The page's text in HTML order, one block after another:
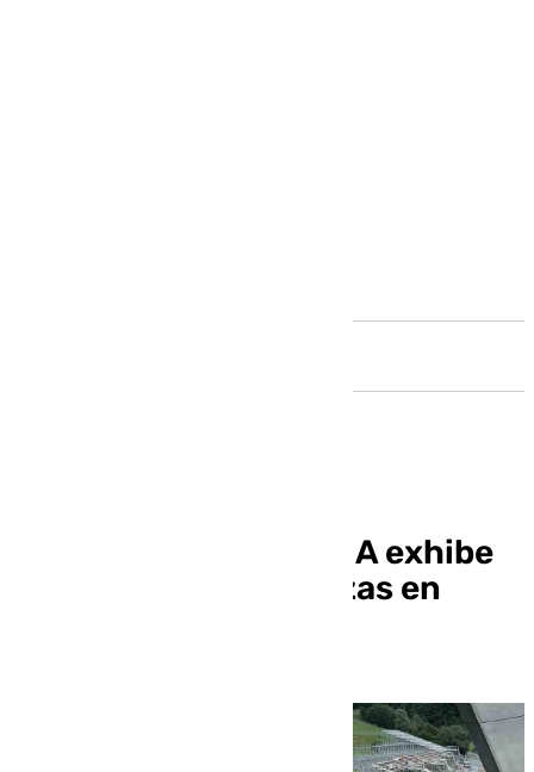
La escudería de la UMA exhibe
sus nuevos monoplazas en